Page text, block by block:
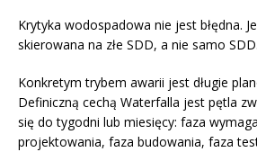
Krytyka wodospadowa nie jest błędna.
skierowana na złe SDD, a nie samo SDD.
Konkretym trybem awarii jest długie
Definiczną cechą Waterfalla jest pętla
się do tygodni lub miesięcy: faza
projektowania, faza budowania, faza